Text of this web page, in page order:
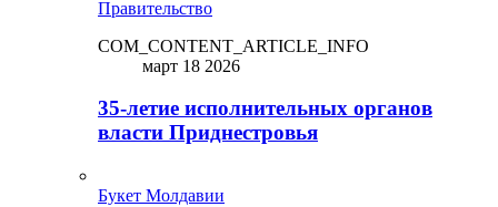
Правительство
COM_CONTENT_ARTICLE_INFO
март 18 2026
35-летие исполнительных органов
власти Приднестровья
Букет Молдавии